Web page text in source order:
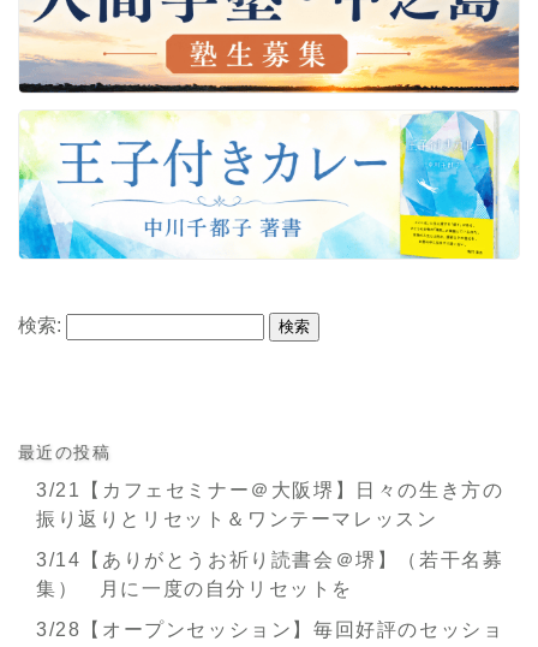
検索:
最近の投稿
3/21【カフェセミナー＠大阪堺】日々の生き方の
振り返りとリセット＆ワンテーマレッスン
3/14【ありがとうお祈り読書会＠堺】（若干名募
集） 月に一度の自分リセットを
3/28【オープンセッション】毎回好評のセッショ